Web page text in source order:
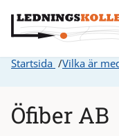
Startsida Vilka är
Öfiber AB